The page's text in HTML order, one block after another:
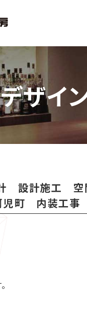
ザイ
計施工 空間
児町 内装工